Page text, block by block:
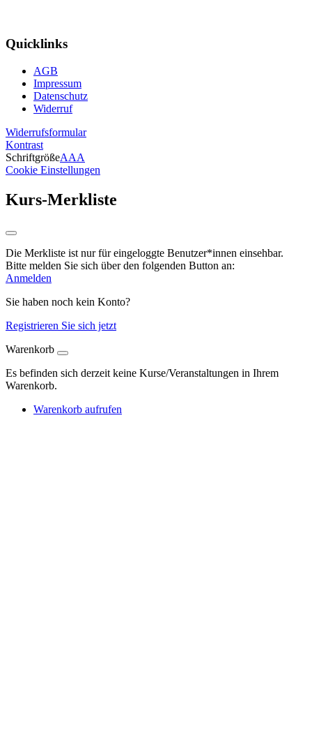
Quicklinks
AGB
Impressum
Datenschutz
Widerruf
Widerrufsformular
Kontrast
SchriftgrößeAAA
Cookie Einstellungen
Kurs-Merkliste
Die Merkliste ist nur für eingeloggte Benutzer*innen einsehbar.
Bitte melden Sie sich über den folgenden Button an:
Anmelden
Sie haben noch kein Konto?
Registrieren Sie sich jetzt
Warenkorb
Es befinden sich derzeit keine Kurse/Veranstaltungen in Ihrem
Warenkorb.
Warenkorb aufrufen